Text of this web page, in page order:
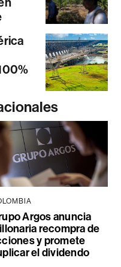
Argos anuncia
recompra de
y promete
el dividendo